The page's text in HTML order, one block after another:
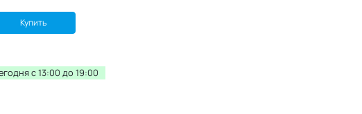
Купить
c 13:00 до 19:00